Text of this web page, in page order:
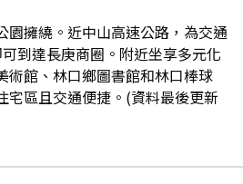
園擁繞。近中山高速公路，為交通
到達長庚商圈。附近坐享多元化
術館、林口鄉圖書館和林口棒球
宅區且交通便捷。(資料最後更新